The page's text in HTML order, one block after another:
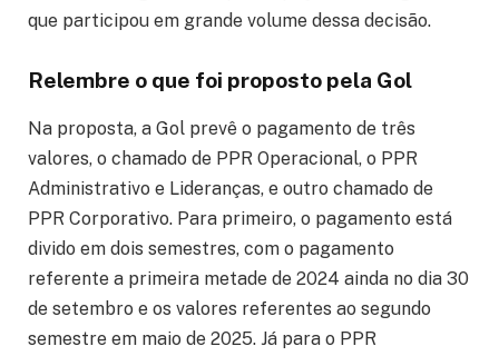
que participou em grande volume dessa decisão.
Relembre o que foi proposto pela Gol
Na proposta, a Gol prevê o pagamento de três
valores, o chamado de PPR Operacional, o PPR
Administrativo e Lideranças, e outro chamado de
PPR Corporativo. Para primeiro, o pagamento está
divido em dois semestres, com o pagamento
referente a primeira metade de 2024 ainda no dia 30
de setembro e os valores referentes ao segundo
semestre em maio de 2025. Já para o PPR